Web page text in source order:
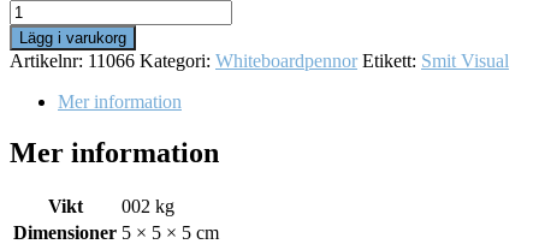
Lägg i varukorg
Artikelnr: 11066 Kategori: Whiteboardpennor Etikett: Smit Visual
Mer information
Mer information
Vikt
002 kg
Dimensioner 5 × 5 × 5 cm